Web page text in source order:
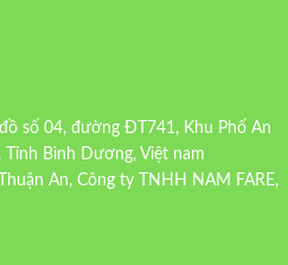
số 04, đường ĐT741, Khu Phố An
Tỉnh Bình Dương, Việt nam
An, Công ty TNHH NAM FARE,